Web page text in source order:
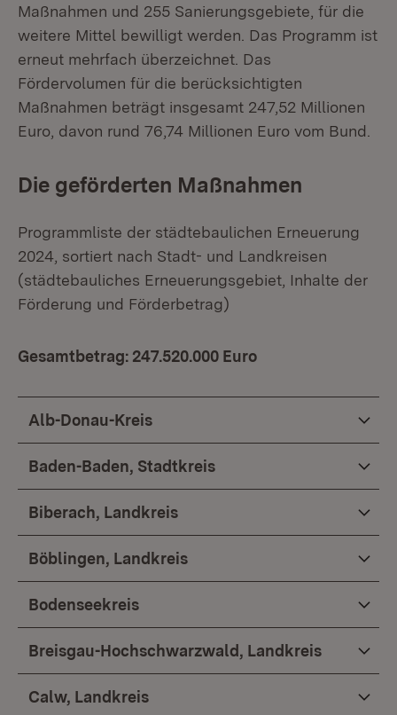
Maßnahmen und 255 Sanierungsgebiete, für die
weitere Mittel bewilligt werden. Das Programm ist
erneut mehrfach überzeichnet. Das
Fördervolumen für die berücksichtigten
Maßnahmen beträgt insgesamt 247,52 Millionen
Euro, davon rund 76,74 Millionen Euro vom Bund.
Die geförderten Maßnahmen
Programmliste der städtebaulichen Erneuerung
2024, sortiert nach Stadt- und Landkreisen
(städtebauliches Erneuerungsgebiet, Inhalte der
Förderung und Förderbetrag)
Gesamtbetrag: 247.520.000 Euro
Alb-Donau-Kreis
Baden-Baden, Stadtkreis
Biberach, Landkreis
Böblingen, Landkreis
Bodenseekreis
Breisgau-Hochschwarzwald, Landkreis
Calw, Landkreis